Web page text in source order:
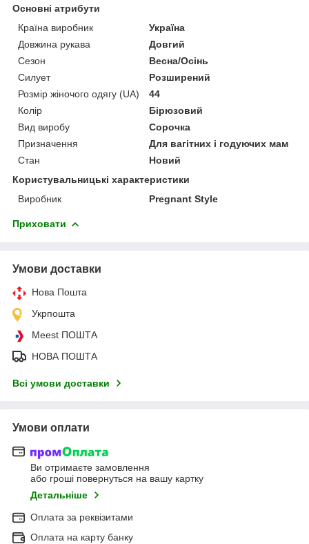
Основні атрибути
Країна виробник
Україна
Довжина рукава
Довгий
Сезон
Весна/Осінь
Силует
Розширений
Розмір жіночого одягу (UA)
44
Колір
Бірюзовий
Вид виробу
Сорочка
Призначення
Для вагітних і годуючих мам
Стан
Новий
Користувальницькі характеристики
Виробник
Pregnant Style
Приховати
Умови доставки
Нова Пошта
Укрпошта
Meest ПОШТА
НОВА ПОШТА
Всі умови доставки
Умови оплати
Ви отримаєте замовлення
або гроші повернуться на вашу картку
Детальніше
Оплата за реквізитами
Оплата на карту банку